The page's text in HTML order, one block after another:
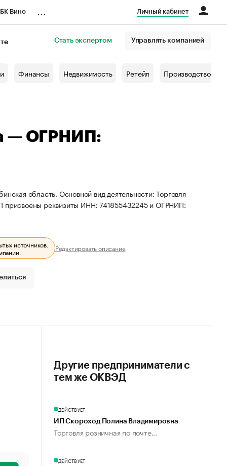
Вино Личный кабинет
Стать экспертом Управлять компанией
Финансы Недвижимость Ретейл Производство
— ОГРНИП:
область. Основной вид деятельности: Торговля
присвоены реквизиты ИНН: 741855432245 и ОГРНИП:
источников. Редактировать описание
Другие предприниматели с
тем же ОКВЭД
ДЕЙСТВУЕТ
ИП Скороход Полина Владимировна
Торговля розничная по почте...
ДЕЙСТВУЕТ